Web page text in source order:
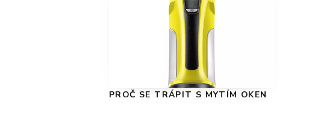
PROČ SE TRÁPIT S MYTÍM OKEN